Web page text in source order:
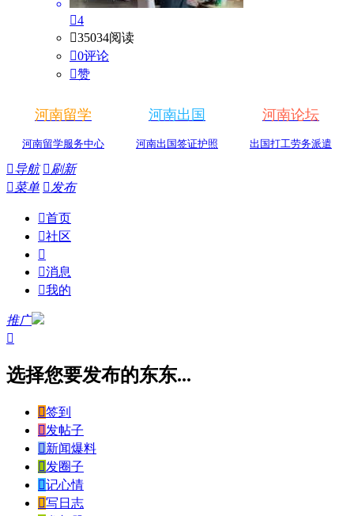
4
35034阅读
0评论
赞
河南留学
河南留学服务中心
河南出国
河南出国签证护照
河南论坛
出国打工劳务派遣
导航 刷新
菜单 发布
首页
社区

消息
我的
推广

选择您要发布的东东...
签到
发帖子
新闻爆料
发圈子
记心情
写日志